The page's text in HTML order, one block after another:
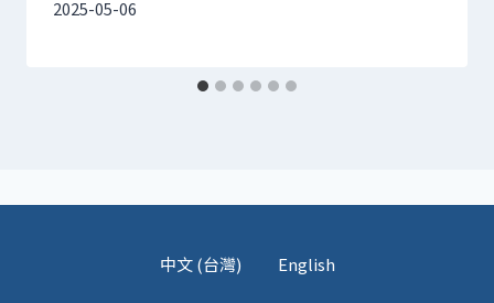
2025-05-06
中文 (台灣) English